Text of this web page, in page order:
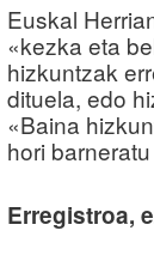
Euskal
«kezka eta
hizkuntzak
dituela, edo
«Baina
hori
Erregistroa,